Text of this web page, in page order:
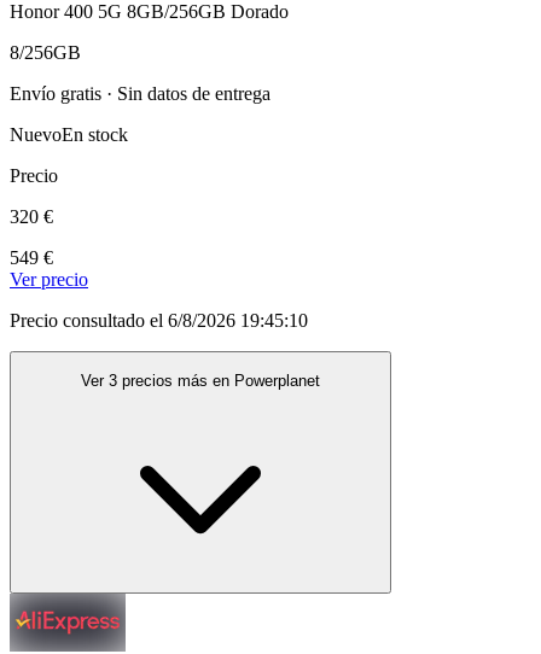
Honor 400 5G 8GB/256GB Dorado
8/256GB
Envío gratis · Sin datos de entrega
NuevoEn stock
Precio
320 €
549 €
Ver precio
Precio consultado el 6/8/2026 19:45:10
Ver 3 precios más en Powerplanet